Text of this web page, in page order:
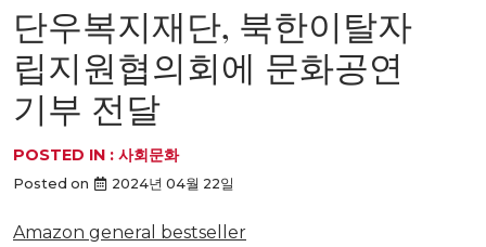
단우복지재단, 북한이탈자
립지원협의회에 문화공연
기부 전달
POSTED IN : 사회문화
Posted on 2024년 04월 22일
Amazon general bestseller